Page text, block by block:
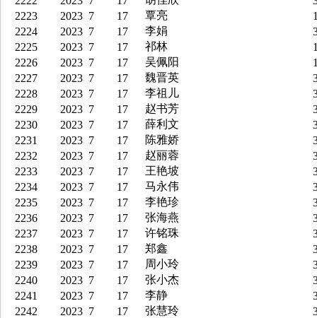
2223
2023 7 17 覃亮
2224
2023 7 17 李娟
2225
2023 7 17 祁林
2226
2023 7 17 吴佩阳
2227
2023 7 17 魏晋英
2228
2023 7 17 李祖儿
2229
2023 7 17 赵书芳
2230
2023 7 17 薛利文
2231
2023 7 17 陈雅娇
2232
2023 7 17 赵丽蓉
2233
2023 7 17 王艳坡
2234
2023 7 17 马永伟
2235
2023 7 17 李艳珍
2236
2023 7 17 张海燕
2237
2023 7 17 许铭珠
2238
2023 7 17 郑鑫
2239
2023 7 17 周小玲
2240
2023 7 17 张小杰
2241
2023 7 17 李静
2242
2023 7 17 张慧玲